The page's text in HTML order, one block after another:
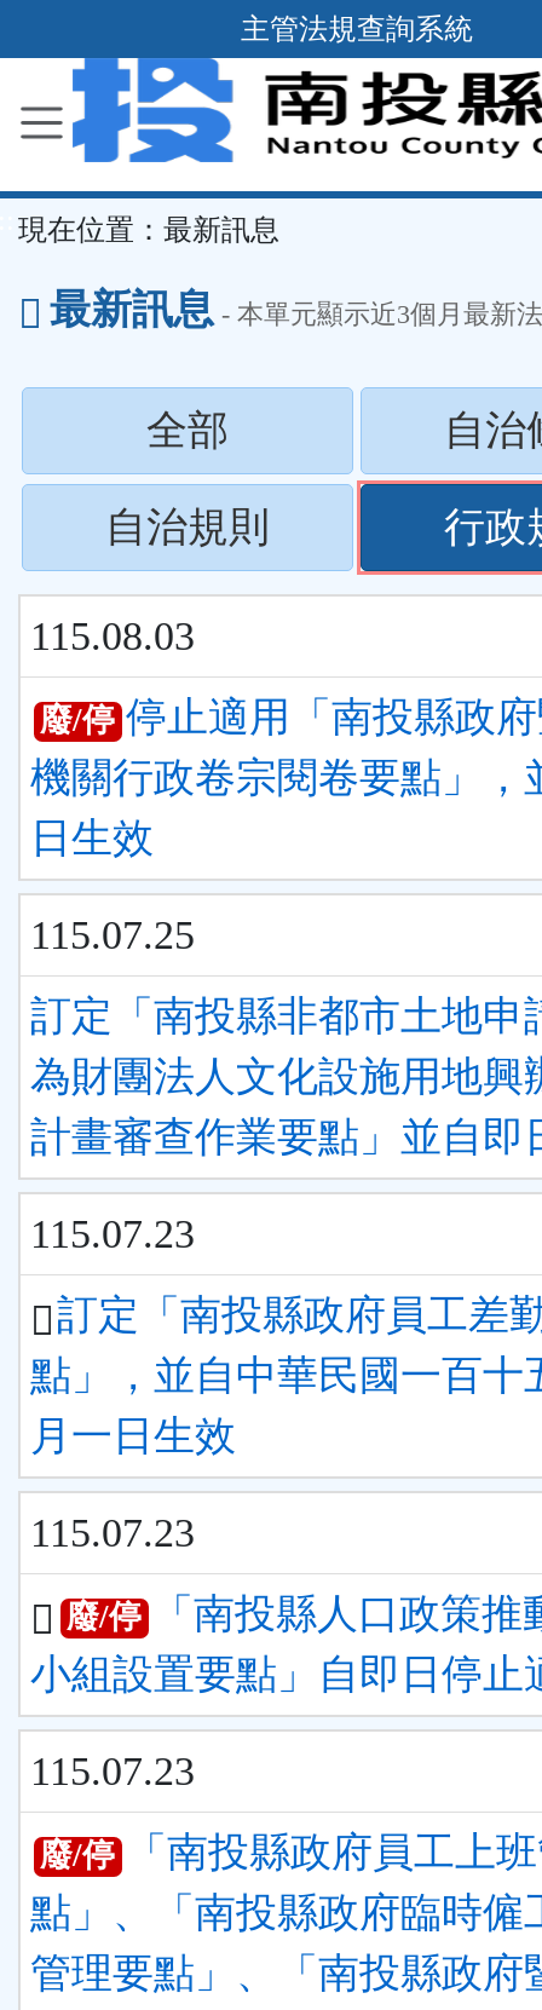
到
要
容
區
主管法規查詢系統
現在位置： 最新訊息
最新訊息 - 本單元顯示近3個月最新
全部
按
下
ENTER
查
看
清
自治
自治規則
按
ENTER
查
清
行政
115.08.03
廢/停 停止適用「南投縣政
機關行政卷宗閱卷要點」，
日生效
115.07.25
訂定「南投縣非都市土地申
為財團法人文化設施用地興
計畫審查作業要點」並自即
115.07.23
訂定「南投縣政府員工差
點」，並自中華民國一百十
月一日生效
115.07.23
廢/停
「南投縣人口政策推
小組設置要點」自即日停止
115.07.23
廢/停
「南投縣政府員工上
點」、「南投縣政府臨時僱
管理要點」、「南投縣政府